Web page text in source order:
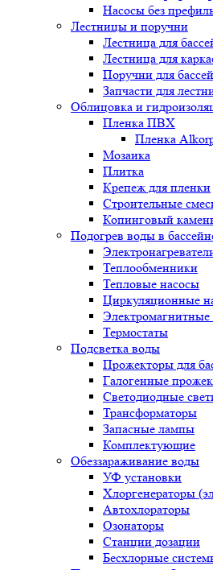
Насосы без
Лестницы и поручни
Лестница для
Лестница для
Поручни для
Запчасти для
Облицовка и
Пленка ПВХ
Пленка
Мозаика
Плитка
Крепеж для пленки
Строительные
Копинговый
Подогрев воды в
Теплообменники
Тепловые насосы
Циркуляционные
Электромагнитные
Термостаты
Подсветка воды
Прожекторы для
Галогенные
Светодиодные
Трансформаторы
Запасные лампы
Комплектующие
Обеззараживание воды
УФ установки
Хлоргенераторы
Автохлораторы
Озонаторы
Станции дозации
Бесхлорные